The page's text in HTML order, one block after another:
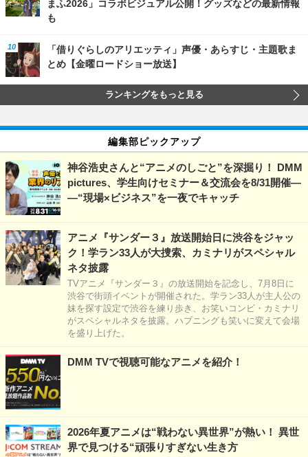
まふ2026」コラボビジュアル公開！グッズなどの最新情報
も
「借りぐらしのアリエッティ」声優・あらすじ・主題歌ま
とめ【金曜ロードショー放送】
ランキングをもっと見る
編集部ピックアップ
神谷浩史さんと“アニメのしごと”を深掘り！ DMM
pictures、学生向けセミナー＆交流会を8/31開催―
―“現場×ビジネス”を一夜でキャッチ
アニメ『サンダー３』放送開始日に渋谷をジャッ
ク！学ラン33人が大捜索、カミナリがスペシャル
ネタ披露
TVアニメ『サンダー３』の放送開始を記念し、7月8日に
渋谷で街頭イベントが開催された。学ラン33人が主人公の
妹を探す設定で渋谷を練り歩き、お笑いコンビ・カミナリ
がスペシャルネタを披露。ハプニングも笑いに変えて会場
を盛り上げた。
DMM TVで視聴可能なアニメを紹介！
2026年夏アニメは“戦わない異世界”が熱い！ 異世
界で見つける“頑張りすぎない生き方